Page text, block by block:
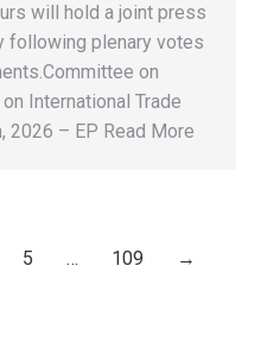
will hold a joint press
following plenary votes
on
International Trade
2026 – EP Read More
5 … 109 →